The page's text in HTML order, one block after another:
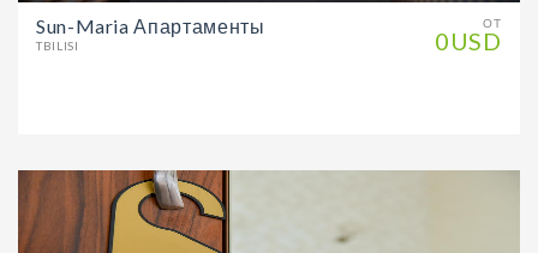
ОТ
0USD
Sun-Maria Апартаменты
TBILISI